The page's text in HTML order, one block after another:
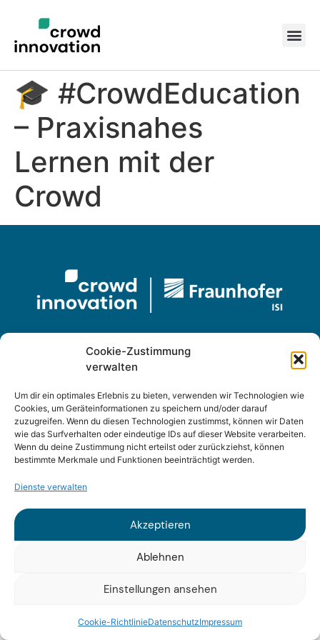
Cookie-Zustimmung
verwalten
Um dir ein optimales Erlebnis zu bieten, verwenden wir Technologien wie
Cookies, um Geräteinformationen zu speichern und/oder darauf
zuzugreifen. Wenn du diesen Technologien zustimmst, können wir Daten
wie das Surfverhalten oder eindeutige IDs auf dieser Website verarbeiten.
Wenn du deine Zustimmung nicht erteilst oder zurückziehst, können
bestimmte Merkmale und Funktionen beeinträchtigt werden.
Dienste verwalten
Akzeptieren
Ablehnen
Einstellungen ansehen
Cookie-RichtlinieDatenschutzImpressum
🎓 #CrowdEducation
– Praxisnahes
Lernen mit der
Crowd
Sitemap
Impressum
Datenschutz
© 2025 Fraunhofer ISI